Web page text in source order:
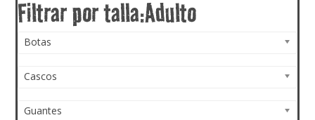
Botas
Cascos
Guantes